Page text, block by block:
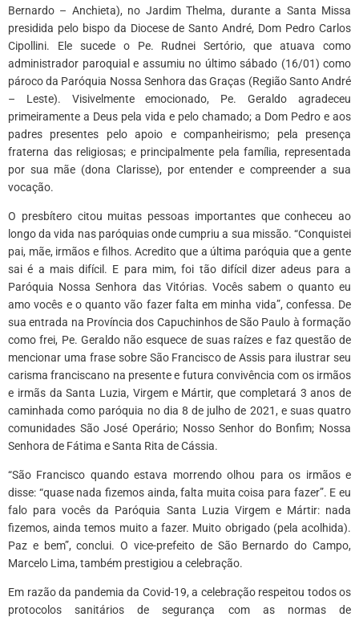
Bernardo – Anchieta), no Jardim Thelma, durante a Santa Missa
presidida pelo bispo da Diocese de Santo André, Dom Pedro Carlos
Cipollini. Ele sucede o Pe. Rudnei Sertório, que atuava como
administrador paroquial e assumiu no último sábado (16/01) como
pároco da Paróquia Nossa Senhora das Graças (Região Santo André
– Leste). Visivelmente emocionado, Pe. Geraldo agradeceu
primeiramente a Deus pela vida e pelo chamado; a Dom Pedro e aos
padres presentes pelo apoio e companheirismo; pela presença
fraterna das religiosas; e principalmente pela família, representada
por sua mãe (dona Clarisse), por entender e compreender a sua
vocação.
O presbítero citou muitas pessoas importantes que conheceu ao
longo da vida nas paróquias onde cumpriu a sua missão. “Conquistei
pai, mãe, irmãos e filhos. Acredito que a última paróquia que a gente
sai é a mais difícil. E para mim, foi tão difícil dizer adeus para a
Paróquia Nossa Senhora das Vitórias. Vocês sabem o quanto eu
amo vocês e o quanto vão fazer falta em minha vida”, confessa. De
sua entrada na Província dos Capuchinhos de São Paulo à formação
como frei, Pe. Geraldo não esquece de suas raízes e faz questão de
mencionar uma frase sobre São Francisco de Assis para ilustrar seu
carisma franciscano na presente e futura convivência com os irmãos
e irmãs da Santa Luzia, Virgem e Mártir, que completará 3 anos de
caminhada como paróquia no dia 8 de julho de 2021, e suas quatro
comunidades São José Operário; Nosso Senhor do Bonfim; Nossa
Senhora de Fátima e Santa Rita de Cássia.
“São Francisco quando estava morrendo olhou para os irmãos e
disse: “quase nada fizemos ainda, falta muita coisa para fazer”. E eu
falo para vocês da Paróquia Santa Luzia Virgem e Mártir: nada
fizemos, ainda temos muito a fazer. Muito obrigado (pela acolhida).
Paz e bem”, conclui. O vice-prefeito de São Bernardo do Campo,
Marcelo Lima, também prestigiou a celebração.
Em razão da pandemia da Covid-19, a celebração respeitou todos os
protocolos sanitários de segurança com as normas de